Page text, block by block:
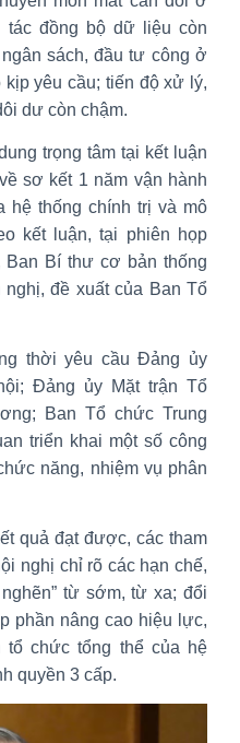
tác đồng bộ dữ liệu còn
sách, đầu tư công ở
yêu cầu; tiến độ xử lý,
dư còn chậm.
trọng tâm tại kết luận
sơ kết 1 năm vận hành
hệ thống chính trị và mô
kết luận, tại phiên họp
Ban Bí thư cơ bản thống
đề xuất của Ban Tổ
thời yêu cầu Đảng ủy
Đảng ủy Mặt trận Tổ
Ban Tổ chức Trung
triển khai một số công
năng, nhiệm vụ phân
quả đạt được, các tham
nghị chỉ rõ các hạn chế,
từ sớm, từ xa; đổi
phần nâng cao hiệu lực,
tổ chức tổng thể của hệ
quyền 3 cấp.